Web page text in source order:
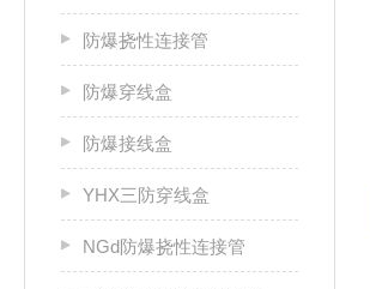
防爆挠性连接管
防爆穿线盒
防爆接线盒
YHX三防穿线盒
NGd防爆挠性连接管